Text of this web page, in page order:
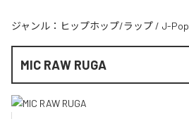
ジャンル： ヒップホップ/ラップ / J-Pop
MIC RAW RUGA